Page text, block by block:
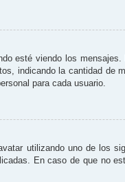
esté viendo los
indicando la cantidad
para cada usuario.
utilizando uno de los
En caso de que no